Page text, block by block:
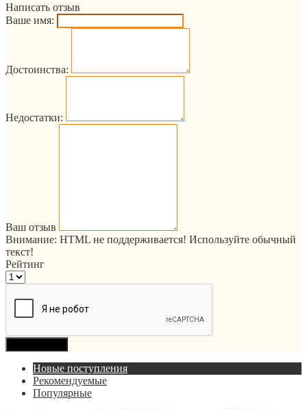
Написать отзыв
Ваше имя:
Достоинства:
Недостатки:
Ваш отзыв
Внимание: HTML не поддерживается! Используйте обычный
текст!
Рейтинг
Новые поступления
Рекомендуемые
Популярные